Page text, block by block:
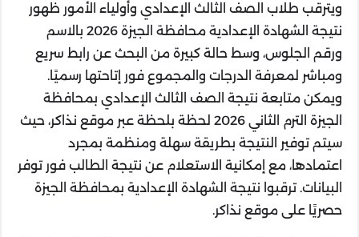
ويترقب طلاب الصف الثالث الإعدادي وأولياء الأمور ظهور
نتيجة الشهادة الإعدادية محافظة الجيزة 2026 بالاسم
ورقم الجلوس، وسط حالة كبيرة من البحث عن رابط سريع
ومباشر لمعرفة الدرجات والمجموع فور إتاحتها رسميًا.
ويمكن متابعة نتيجة الصف الثالث الإعدادي بمحافظة
الجيزة الترم الثاني 2026 لحظة بلحظة عبر موقع نذاكر، حيث
سيتم توفير النتيجة بطريقة سهلة ومنظمة بمجرد
اعتمادها، مع إمكانية الاستعلام عن نتيجة الطالب فور توفر
البيانات. ترقبوا نتيجة الشهادة الإعدادية بمحافظة الجيزة
حصريًا على موقع نذاكر.